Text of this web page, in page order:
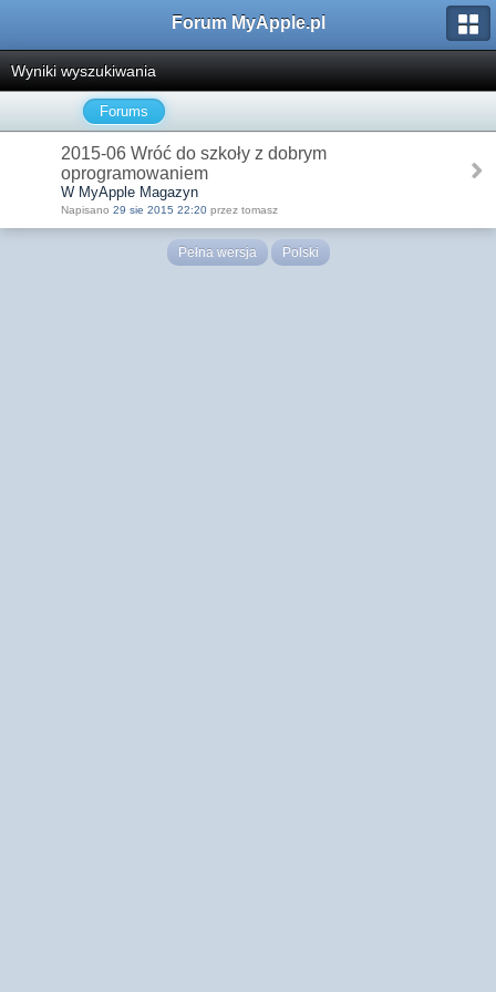
Forum MyApple.pl
Wyniki wyszukiwania
Forums
2015-06 Wróć do szkoły z dobrym
oprogramowaniem
W MyApple Magazyn
Napisano 29 sie 2015 22:20 przez tomasz
Pełna wersja Polski